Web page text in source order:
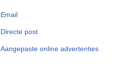
Email
Directe post
Aangepaste online advertenties